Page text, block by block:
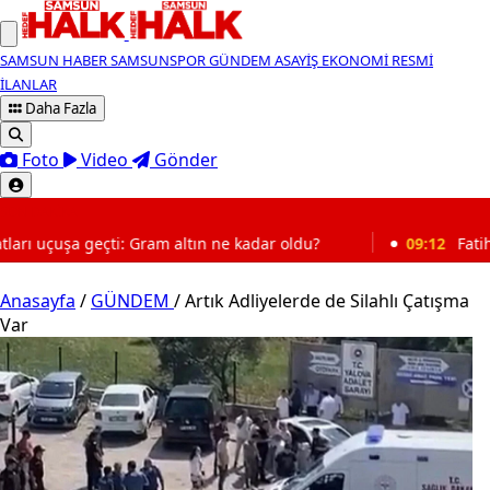
SAMSUN HABERSAMSUNSPORGÜNDEM ASAYİŞ EKONOMİ RESMİ
İLANLAR
Daha Fazla
Foto Video Gönder
altın ne kadar oldu? 09:12 Fatih Erbakan’dan
Anasayfa / GÜNDEM /Artık Adliyelerde de Silahlı Çatışma
Var